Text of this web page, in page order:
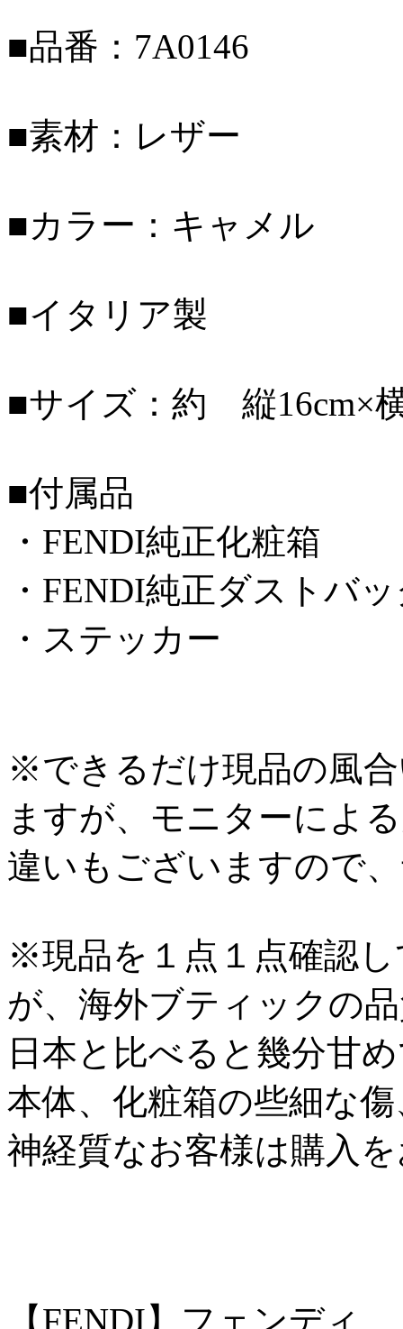
■品番：7A0146
■素材：レザー
■カラー：キャメル
■イタリア製
■サイズ：約 縦16cm×
■付属品
・FENDI純正化粧箱
・FENDI純正ダストバ
・ステッカー
※できるだけ現品の風
ますが、モニターによ
違いもございますので
※現品を１点１点確認
が、海外ブティックの
日本と比べると幾分甘
本体、化粧箱の些細な
神経質なお客様は購入
【FENDI】フェンディ